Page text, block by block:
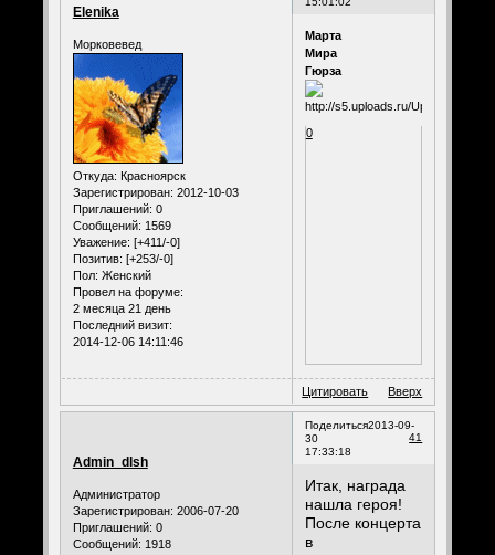
Elenika
Морковевед
Откуда: Красноярск
Зарегистрирован: 2012-10-03
Приглашений: 0
Сообщений: 1569
Уважение: [+411/-0]
Позитив: [+253/-0]
Пол: Женский
Провел на форуме:
2 месяца 21 день
Последний визит:
2014-12-06 14:11:46
Марта
Мира
Гюрза
0
Цитировать Вверх
Поделиться
41
2013-09-
30
17:33:18
Admin_dlsh
Администратор
Зарегистрирован: 2006-07-20
Приглашений: 0
Сообщений: 1918
Итак, награда
нашла героя!
После концерта
в